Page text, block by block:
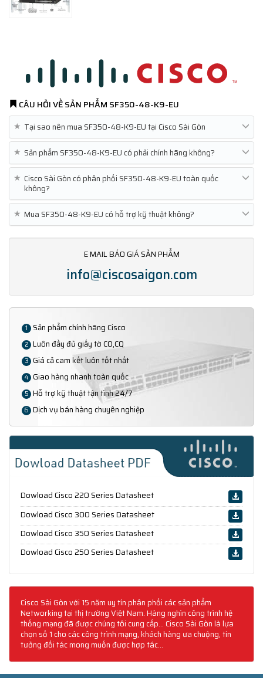
CÂU HỎI VỀ SẢN PHẨM SF350-48-K9-EU
★ Tại sao nên mua SF350-48-K9-EU tại Cisco Sài Gòn
★ Sản phẩm SF350-48-K9-EU có phải chính hãng không?
★ Cisco Sài Gòn có phân phối SF350-48-K9-EU toàn quốc
không?
★ Mua SF350-48-K9-EU có hỗ trợ kỹ thuật không?
E MAIL BÁO GIÁ SẢN PHẨM
info@ciscosaigon.com
1 Sản phẩm chính hãng Cisco
2 Luôn đầy đủ giấy tờ CO,CQ
3 Giá cả cam kết luôn tốt nhất
4 Giao hàng nhanh toàn quốc
5 Hỗ trợ kỹ thuật tận tình 24/7
6 Dịch vụ bán hàng chuyên nghiệp
Dowload Cisco 220 Series Datasheet
Dowload Cisco 300 Series Datasheet
Dowload Cisco 350 Series Datasheet
Dowload Cisco 250 Series Datasheet
Cisco Sài Gòn với 15 năm uy tín phân phối các sản phẩm
Networking tại thị trường Việt Nam. Hàng nghìn công trình hệ
thống mạng đã được chúng tôi cung cấp... Cisco Sài Gòn là lựa
chọn số 1 cho các công trình mạng, khách hàng ưa chuộng, tin
tưởng đối tác mong muốn được hợp tác...